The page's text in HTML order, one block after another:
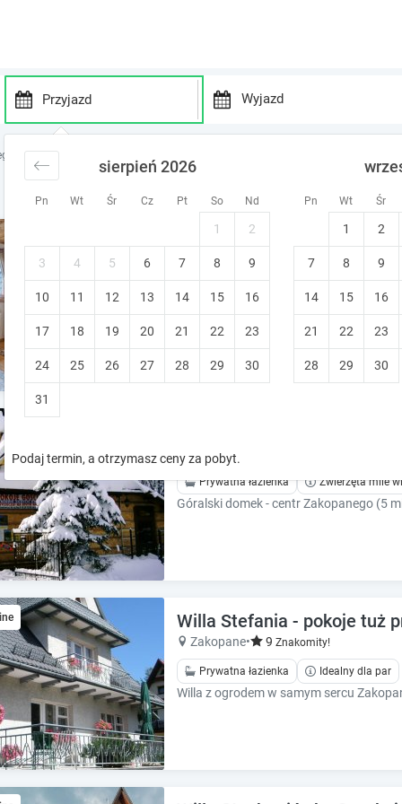
P
e
s
s
d
o
w
n
r
e
y
t
o
i
n
t
e
r
a
c
t
w
t
h
t
h
d
w
a
e
y
t
r
a
t
w
Pn Wt Śr Cz Pt So Nd Pn Wt Śr
sierpień 2026
1 2
3 4 5 6 7 8 9
10 11 12 13 14 15 16
17 18 19 20 21 22 23
24 25 26 27 28 29 30
31
1 2
7 8 9
14 15 16
21 22 23
28 29 30
Podaj termin, a otrzymasz ceny za pobyt.
w górach
Zamieszkaj w przytulnym,
Zakopane
Bezpłatna zmiana terminu
Zakopane
Prywatna łazienka Zwierzęta mile
Willa Stefania - pokoje tuż
Zakopane• 9 Znakomity!
Prywatna łazienka Idealny dla par